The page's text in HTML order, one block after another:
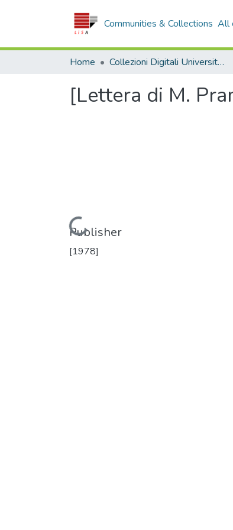
Communities & Collections All
Home Collezioni Digitali Università della Calabria
[Lettera di M.
Loading...
Publisher
[1978]